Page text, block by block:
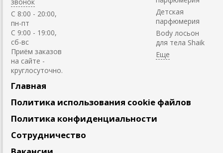
C 8:00 - 20:00,
пн-пт
С 9:00 - 19:00,
сб-вс
Приём заказов
на сайте -
круглосуточно.
Детская
парфюмерия
Body лосьон
для тела Shaik
Главная
Политика использования cookie файлов
Политика конфиденциальности
Сотрудничество